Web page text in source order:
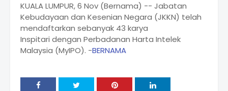
KUALA LUMPUR, 6 Nov (Bernama) -- Jabatan
Kebudayaan dan Kesenian Negara (JKKN) telah
mendaftarkan sebanyak 43 karya
Inspitari dengan Perbadanan Harta Intelek
Malaysia (MyIPO). -BERNAMA